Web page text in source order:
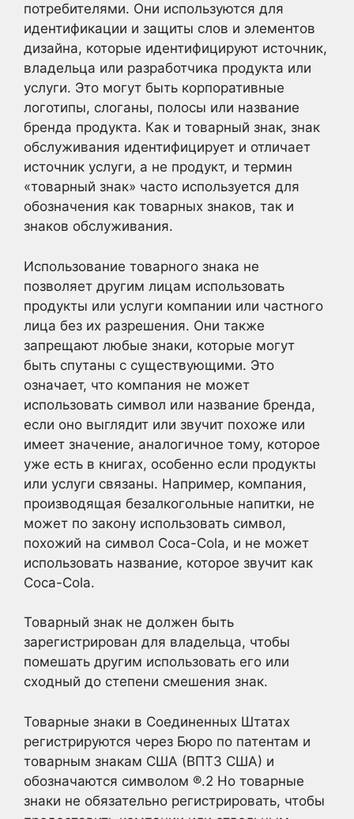
потребителями. Они используются для
идентификации и защиты слов и элементов
дизайна, которые идентифицируют источник,
владельца или разработчика продукта или
услуги. Это могут быть корпоративные
логотипы, слоганы, полосы или название
бренда продукта. Как и товарный знак, знак
обслуживания идентифицирует и отличает
источник услуги, а не продукт, и термин
«товарный знак» часто используется для
обозначения как товарных знаков, так и
знаков обслуживания.
Использование товарного знака не
позволяет другим лицам использовать
продукты или услуги компании или частного
лица без их разрешения. Они также
запрещают любые знаки, которые могут
быть спутаны с существующими. Это
означает, что компания не может
использовать символ или название бренда,
если оно выглядит или звучит похоже или
имеет значение, аналогичное тому, которое
уже есть в книгах, особенно если продукты
или услуги связаны. Например, компания,
производящая безалкогольные напитки, не
может по закону использовать символ,
похожий на символ Coca-Cola, и не может
использовать название, которое звучит как
Coca-Cola.
Товарный знак не должен быть
зарегистрирован для владельца, чтобы
помешать другим использовать его или
сходный до степени смешения знак.
Товарные знаки в Соединенных Штатах
регистрируются через Бюро по патентам и
товарным знакам США (ВПТЗ США) и
обозначаются символом ®.2 Но товарные
знаки не обязательно регистрировать, чтобы